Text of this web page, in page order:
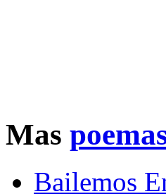
Mas
Bailemos